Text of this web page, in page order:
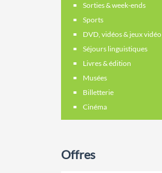
Sorties & week-ends
Sports
DVD, vidéos & jeux vidéo
Séjours linguistiques
Livres & édition
Musées
Billetterie
Cinéma
Offres